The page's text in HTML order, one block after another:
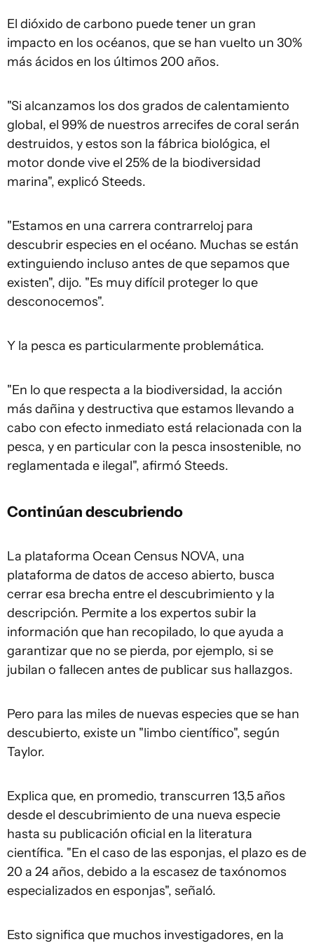
El dióxido de carbono puede tener un gran
impacto en los océanos, que se han vuelto un 30%
más ácidos en los últimos 200 años.
"Si alcanzamos los dos grados de calentamiento
global, el 99% de nuestros arrecifes de coral serán
destruidos, y estos son la fábrica biológica, el
motor donde vive el 25% de la biodiversidad
marina", explicó Steeds.
"Estamos en una carrera contrarreloj para
descubrir especies en el océano. Muchas se están
extinguiendo incluso antes de que sepamos que
existen", dijo. "Es muy difícil proteger lo que
desconocemos".
Y la pesca es particularmente problemática.
"En lo que respecta a la biodiversidad, la acción
más dañina y destructiva que estamos llevando a
cabo con efecto inmediato está relacionada con la
pesca, y en particular con la pesca insostenible, no
reglamentada e ilegal", afirmó Steeds.
Continúan descubriendo
La plataforma Ocean Census NOVA, una
plataforma de datos de acceso abierto, busca
cerrar esa brecha entre el descubrimiento y la
descripción. Permite a los expertos subir la
información que han recopilado, lo que ayuda a
garantizar que no se pierda, por ejemplo, si se
jubilan o fallecen antes de publicar sus hallazgos.
Pero para las miles de nuevas especies que se han
descubierto, existe un "limbo científico", según
Taylor.
Explica que, en promedio, transcurren 13,5 años
desde el descubrimiento de una nueva especie
hasta su publicación oficial en la literatura
científica. "En el caso de las esponjas, el plazo es de
20 a 24 años, debido a la escasez de taxónomos
especializados en esponjas", señaló.
Esto significa que muchos investigadores, en la